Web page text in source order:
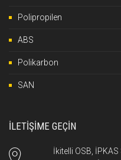
Polipropilen
ABS
Polikarbon
SAN
İLETİŞİME GEÇİN
İkitelli OSB,